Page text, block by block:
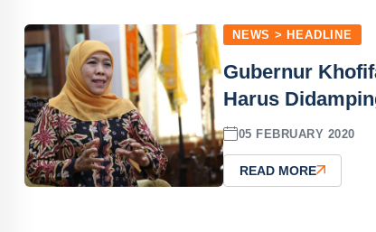
NEWS > HEADLINE
Gubernur
Harus
05 FEBRUARY 2020
READ MORE